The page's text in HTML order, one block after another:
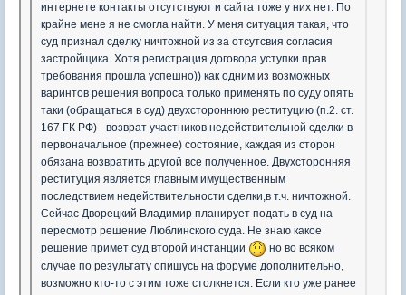
интернете контакты отсутствуют и сайта тоже у них нет. По
крайне мене я не смогла найти. У меня ситуация такая, что
суд признал сделку ничтожной из за отсутсвия согласия
застройщика. Хотя регистрация договора уступки прав
требования прошла успешно)) как одним из возможных
варинтов решения вопроса только применять по суду опять
таки (обращаться в суд) двухстороннюю реституцию (п.2. ст.
167 ГК РФ) - возврат участников недействительной сделки в
первоначальное (прежнее) состояние, каждая из сторон
обязана возвратить другой все полученное. Двухсторонняя
реституция является главным имущественным
последствием недействительности сделки,в т.ч. ничтожной.
Сейчас Дворецкий Владимир планирует подать в суд на
пересмотр решение Люблинского суда. Не знаю какое
решение примет суд второй инстанции
но во всяком
случае по результату опишусь на форуме дополнительно,
возможно кто-то с этим тоже столкнется. Если кто уже ранее